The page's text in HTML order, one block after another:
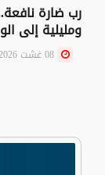
رب ضارة
ومليلية إلى